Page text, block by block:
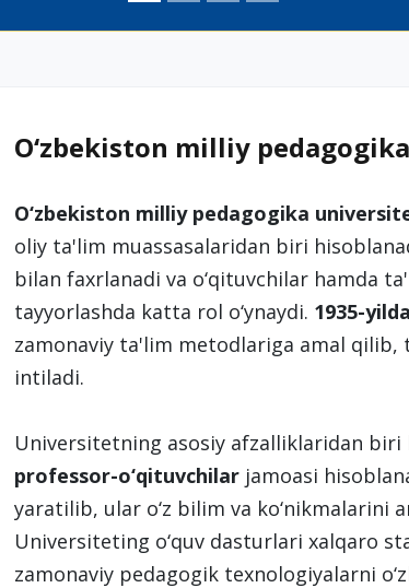
O‘zbekiston milliy
O‘zbekiston milliy pedagogika
oliy ta'lim muassasalaridan biri
bilan faxrlanadi va o‘qituvchilar hamda
tayyorlashda katta rol o‘ynaydi. 1935-
zamonaviy ta'lim metodlariga amal
intiladi.
Universitetning asosiy afzalliklaridan biri
professor-o‘qituvchilarjamoasi
yaratilib, ular o‘z bilim va ko‘nikmalarini
Universiteting o‘quv dasturlari xalqaro
zamonaviy pedagogik texnologiyalarni